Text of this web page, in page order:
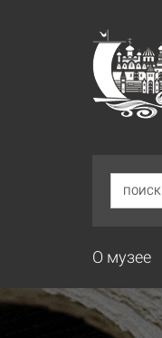
ПОИСК
О музее